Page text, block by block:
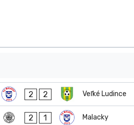
2 2 Veľké Ludince
2 1 Malacky